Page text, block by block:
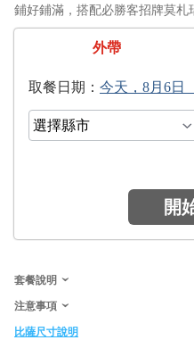
鋪好鋪滿，搭配必勝客招牌莫札
外帶
日期：
開
套餐說明
注意事項
比薩尺寸說明